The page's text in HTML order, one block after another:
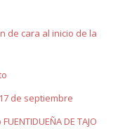
de cara al inicio de la
de septiembre
DE TAJO